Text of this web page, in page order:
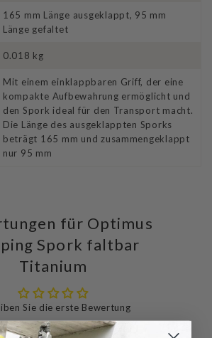
165 mm Länge ausgeklappt, 95 mm
Länge gefaltet
0.018 kg
Mit einem einklappbaren Griff, der eine
kompakte Aufbewahrung ermöglicht und
den Spork ideal für den Transport macht.
Die Länge des ausgeklappten Sporks
beträgt 165 mm und zusammengeklappt
nur 95 mm
für Optimus
Spork faltbar
Titanium
Sie die erste Bewertung